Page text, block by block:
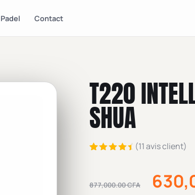
Padel Contact
T220
SHUA
sur
notations
(11avis client)
877,000.00CFA